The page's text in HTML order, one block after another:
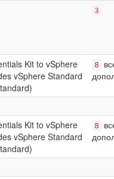
3
Kit to vSphere
vSphere Standard
8
Kit to vSphere
vSphere Standard
8